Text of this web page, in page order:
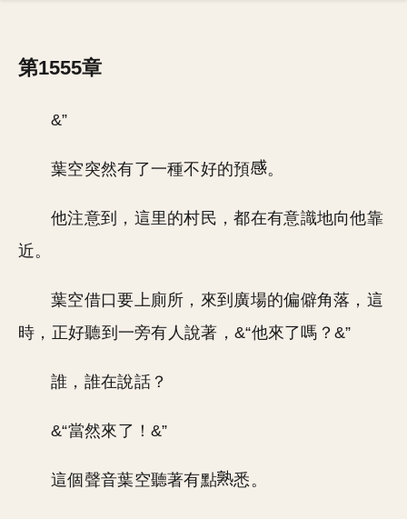
第1555章
&”
葉空突然有了一種不好的預 。
他注意到，這里的村民，都在有意識地向他靠
近。
葉空借口要上廁所，來到廣場的偏僻角落，這
時，正好聽到一旁有人說著，&“他來了嗎？&”
誰，誰在說話？
&“當然來了！&”
這個聲音葉空聽著有點 悉。